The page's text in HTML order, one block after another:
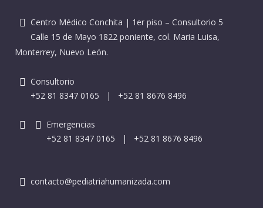
Centro Médico Conchita | 1er piso – Consultorio 5
Calle 15 de Mayo 1822 poniente, col. Maria Luisa,
Monterrey, Nuevo León.
Consultorio
+52 81 8347 0165 | +52 81 8676 8496
Emergencias
+52 81 8347 0165 | +52 81 8676 8496
contacto@pediatriahumanizada.com